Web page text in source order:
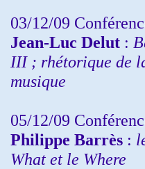
03/12/09
Jean-Luc Delut :
III ; rhétorique de
musique
05/12/09
Philippe Barrès :
What et le Where